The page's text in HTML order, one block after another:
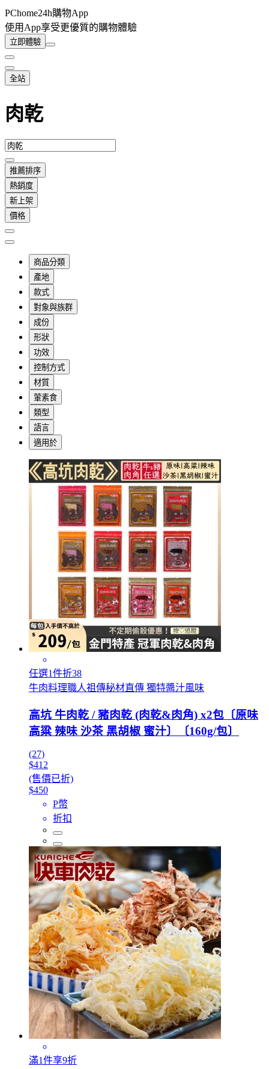
PChome24h購物App
使用App享受更優質的購物體驗
立即體驗
全站
肉乾
推薦排序
熱銷度
新上架
價格
商品分類
產地
款式
對象與族群
成份
形狀
功效
控制方式
材質
葷素食
類型
語言
適用於
任選1件折38
牛肉料理職人祖傳秘材直傳 獨特醬汁風味
高坑 牛肉乾 / 豬肉乾 (肉乾&肉角) x2包〔原味
高粱 辣味 沙茶 黑胡椒 蜜汁〕〔160g/包〕
(27)
$412
(售價已折)
$450
P幣
折扣
滿1件享9折